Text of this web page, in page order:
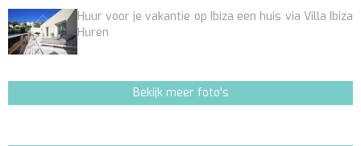
Huur voor je vakantie op Ibiza een huis via Villa Ibiza
Huren
Bekijk meer foto's